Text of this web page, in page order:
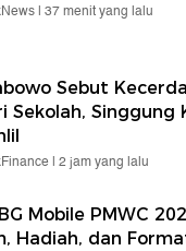
| 37 menit yang lalu
Sebut
Sekolah, Singgung
| 2 jam yang lalu
Mobile PMWC
Hadiah, dan